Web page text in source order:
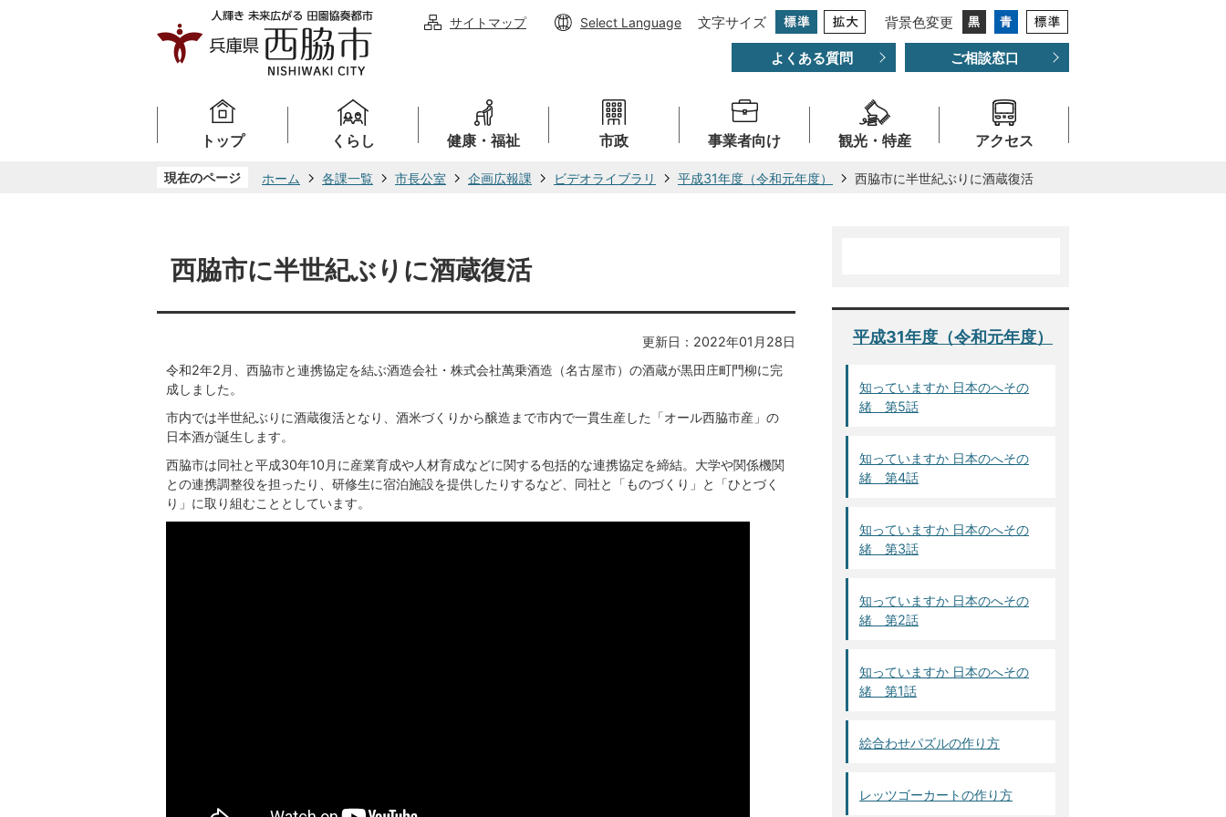
サイトマップ Select Language 文字サイズ 背景色変更
よくある質問 ご相談窓口
トップ くらし 健康・福祉 市政 事業者向け 観光・特産 アクセス
現在のページ ホーム 各課一覧 市長公室 企画広報課 ビデオライブラリ 平成31年度（令和元年度） 西脇市に半世紀ぶりに酒蔵復活
西脇市に半世紀ぶりに酒蔵復活
更新日：2022年01月28日
令和2年2月、西脇市と連携協定を結ぶ酒造会社・株式会社萬乗酒造（名古屋市）の酒蔵が黒田庄町門柳に完
成しました。
市内では半世紀ぶりに酒蔵復活となり、酒米づくりから醸造まで市内で一貫生産した「オール西脇市産」の
日本酒が誕生します。
西脇市は同社と平成30年10月に産業育成や人材育成などに関する包括的な連携協定を締結。大学や関係機関
との連携調整役を担ったり、研修生に宿泊施設を提供したりするなど、同社と「ものづくり」と「ひとづく
り」に取り組むこととしています。
平成31年度（令和元年度）
知っていますか 日本のへその
緒 第5話
知っていますか 日本のへその
緒 第4話
知っていますか 日本のへその
緒 第3話
知っていますか 日本のへその
緒 第2話
知っていますか 日本のへその
緒 第1話
絵合わせパズルの作り方
レッツゴーカートの作り方